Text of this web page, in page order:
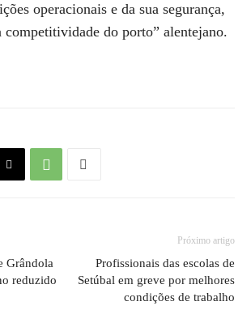
operacionais e da sua segurança,
competitividade do porto” alentejano.
Grândola
reduzido
Próximo artigo
Profissionais das escolas de
Setúbal em greve por melhores
condições de trabalho